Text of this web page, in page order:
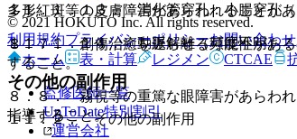
多形紅斑等の皮膚障害があらわれることが
８．７． 創傷治癒を遅らせる可能性があ
すること。
８．８． 霧視等の重篤な眼障害があらわ
指導すること。
１１．１．１３． 消化管穿孔：小腸穿孔
１１．１．１４． 動脈解離（頻度不明）
その他の副作用
１１．２． その他の副作用
© 2021 HOKUTO Inc. All rights reserved.
利用規約プライバシーポリシーお問い合わせ
ホーム
表・計算 レジメン CTCAE
監修医師一覧
UpToDate特別割引
運営会社